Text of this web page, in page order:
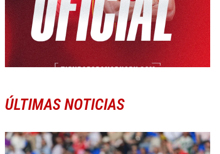
ÚLTIMAS NOTICIAS